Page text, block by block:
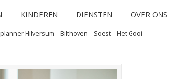
KINDEREN DIENSTEN OVER ONS
Hilversum – Bilthoven – Soest – Het Gooi